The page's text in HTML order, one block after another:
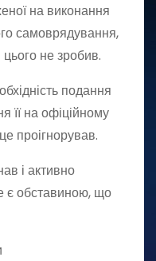
на виконання
самоврядування,
не зробив.
подання
її на офіційному
проігнорував.
і активно
є обставиною, що